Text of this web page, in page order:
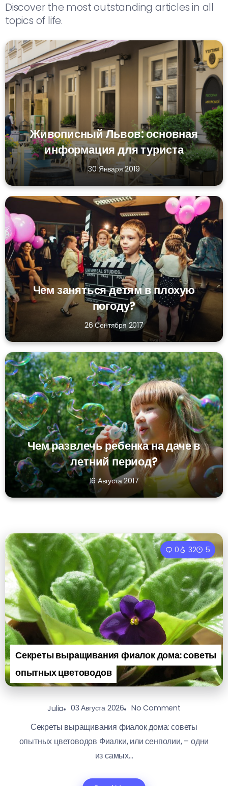
Discover the most outstanding articles in all
topics of life.
Живописный Львов: основная
информация для туриста
30 Января 2019
Чем заняться детям в плохую
погоду?
26 Сентября 2017
Чем развлечь ребенка на даче в
летний период?
16 Августа 2017
Секреты выращивания фиалок дома: советы
опытных цветоводов
0 32 5
Julia 03 Августа 2026 No Comment
Секреты выращивания фиалок дома: советы
опытных цветоводов Фиалки, или сенполии, – одни
из самых...